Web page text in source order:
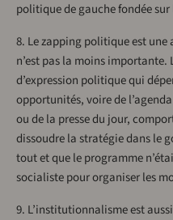
politique de gauche fondée
8. Le zapping politique est
n’est pas la moins importante.
d’expression politique qui
opportunités, voire de
ou de la presse du jour,
dissoudre la stratégie dans le
tout et que le programme
socialiste pour organiser les
9. L’institutionnalisme est